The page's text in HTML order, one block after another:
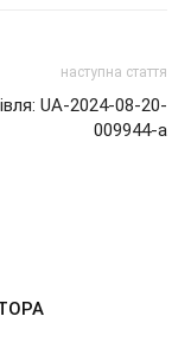
наступна стаття
UA-2024-08-20-
009944-a